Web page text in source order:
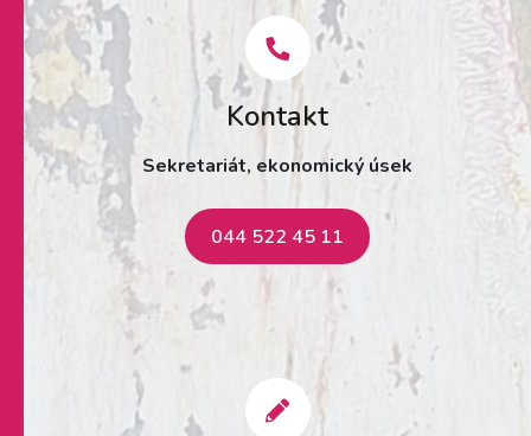
Kontakt
Sekretariát, ekonomický úsek
044 522 45 11